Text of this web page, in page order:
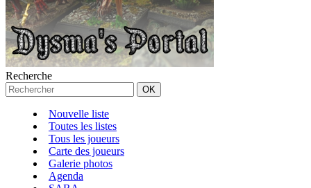
Recherche
Nouvelle liste
Toutes les listes
Tous les joueurs
Carte des joueurs
Galerie photos
Agenda